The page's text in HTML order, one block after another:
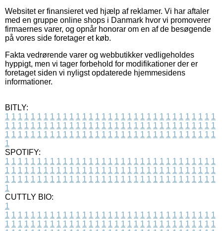
Websitet er finansieret ved hjælp af reklamer. Vi har aftaler
med en gruppe online shops i Danmark hvor vi promoverer
firmaernes varer, og opnår honorar om en af de besøgende
på vores side foretager et køb.
Fakta vedrørende varer og webbutikker vedligeholdes
hyppigt, men vi tager forbehold for modifikationer der er
foretaget siden vi nyligst opdaterede hjemmesidens
informationer.
BITLY:
1 1 1 1 1 1 1 1 1 1 1 1 1 1 1 1 1 1 1 1 1 1 1 1 1 1 1 1 1 1 1 1 1
1 1 1 1 1 1 1 1 1 1 1 1 1 1 1 1 1 1 1 1 1 1 1 1 1 1 1 1 1 1 1 1 1
1 1 1 1 1 1 1 1 1 1 1 1 1 1 1 1 1 1 1 1 1 1 1 1 1 1 1 1 1 1 1 1 1
1
SPOTIFY:
1 1 1 1 1 1 1 1 1 1 1 1 1 1 1 1 1 1 1 1 1 1 1 1 1 1 1 1 1 1 1 1 1
1 1 1 1 1 1 1 1 1 1 1 1 1 1 1 1 1 1 1 1 1 1 1 1 1 1 1 1 1 1 1 1 1
1 1 1 1 1 1 1 1 1 1 1 1 1 1 1 1 1 1 1 1 1 1 1 1 1 1 1 1 1 1 1 1 1
1
CUTTLY BIO:
1
1 1 1 1 1 1 1 1 1 1 1 1 1 1 1 1 1 1 1 1 1 1 1 1 1 1 1 1 1 1 1 1 1
1 1 1 1 1 1 1 1 1 1 1 1 1 1 1 1 1 1 1 1 1 1 1 1 1 1 1 1 1 1 1 1 1